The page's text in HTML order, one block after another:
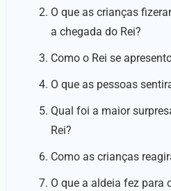
O que as crianças
a chegada do Rei?
Como o Rei se
O que as pessoas
Qual foi a maior
Rei?
Como as crianças
O que a aldeia fez para